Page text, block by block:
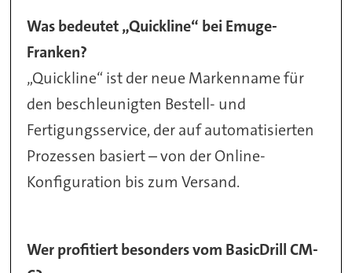
Was bedeutet „Quickline“ bei Emuge-
Franken?
„Quickline“ ist der neue Markenname für
den beschleunigten Bestell- und
Fertigungsservice, der auf automatisierten
Prozessen basiert – von der Online-
Konfiguration bis zum Versand.
Wer profitiert besonders vom BasicDrillCM-